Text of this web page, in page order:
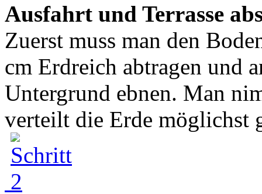
Ausfahrt und Terrasse
Zuerst muss man den
cm Erdreich abtragen und
Untergrund ebnen. Man
verteilt die Erde möglichst